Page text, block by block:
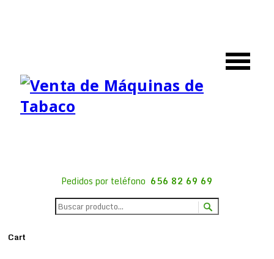
Pedidos por teléfono 656 82 69 69
Cart